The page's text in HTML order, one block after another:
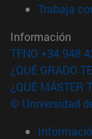
Trabaja
Información
TFNO +34 948
¿QUÉ GRADO
¿QUÉ MÁSTER
© Universidad